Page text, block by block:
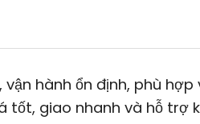
hành ổn định, phù hợp
tốt, giao nhanh và hỗ trợ